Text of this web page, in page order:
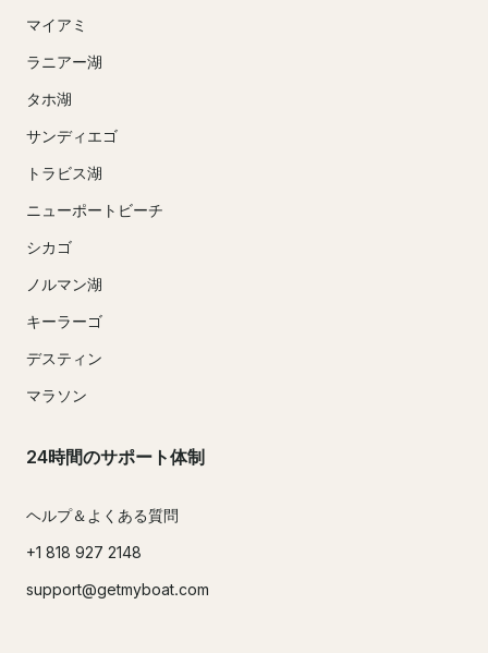
マイアミ
ラニアー湖
タホ湖
サンディエゴ
トラビス湖
ニューポートビーチ
シカゴ
ノルマン湖
キーラーゴ
デスティン
マラソン
24時間のサポート体制
ヘルプ＆よくある質問
+1 818 927 2148
support@getmyboat.com